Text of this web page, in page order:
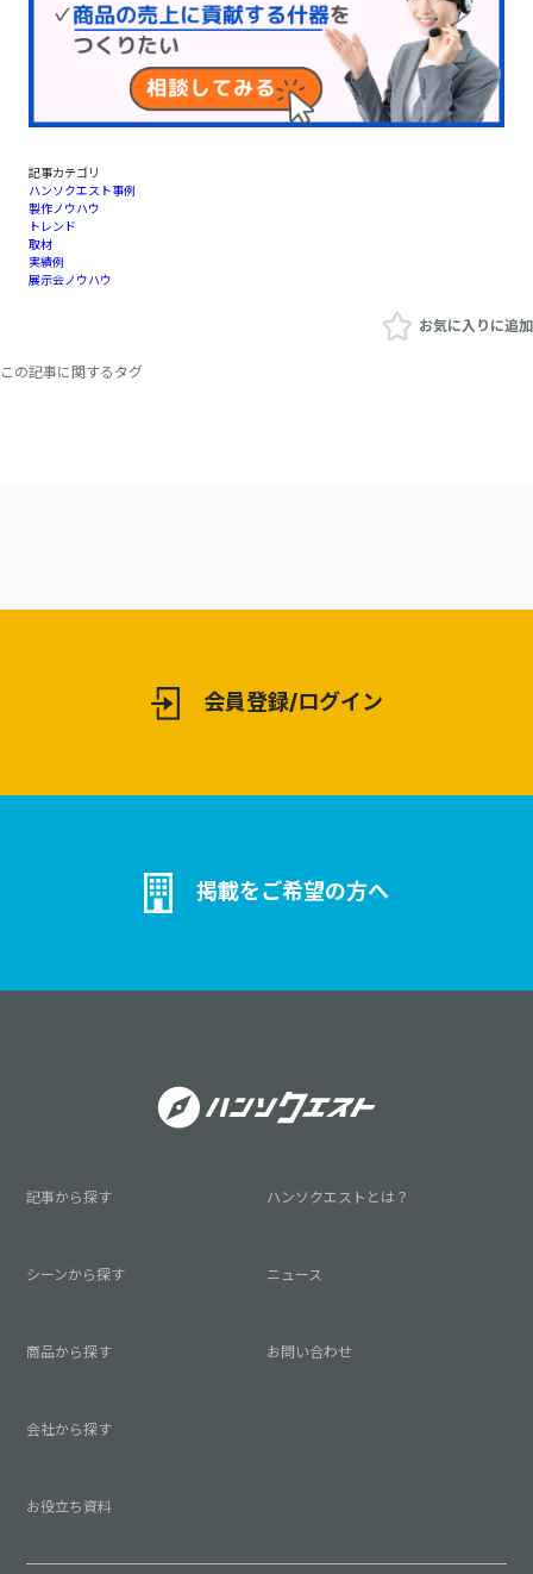
記事カテゴリ
ハンソクエスト事例
製作ノウハウ
トレンド
取材
実績例
展示会ノウハウ
お気に入りに追加
この記事に関するタグ
会員登録/ログイン
掲載をご希望の方へ
記事から探す
シーンから探す
商品から探す
会社から探す
お役立ち資料
ハンソクエストとは？
ニュース
お問い合わせ